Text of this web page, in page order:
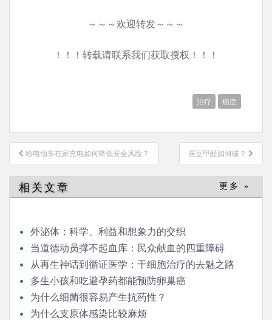
～～～欢迎转发～～～
！！！转载请联系我们获取授权！！！
治疗 癌症
文
章
导
航
给电动车在家充电如何降低安全风险？ 居室甲醛如何破？
相关文章 更多 »
外泌体：科学、利益和想象力的交织
当道德动员撑不起血库：民众献血的四重障碍
从再生神话到循证医学：干细胞治疗的去魅之路
多生小孩和吃避孕药都能预防卵巢癌
为什么细菌很容易产生抗药性？
为什么支原体感染比较麻烦